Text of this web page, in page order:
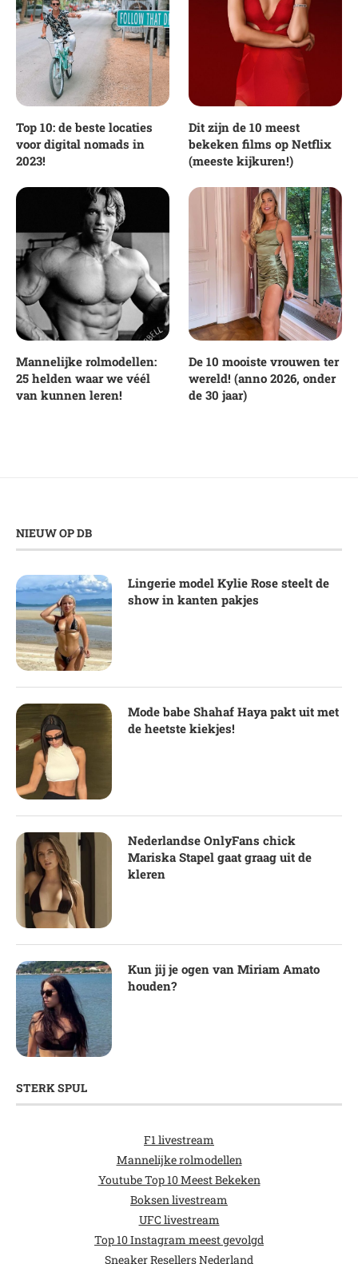
Top 10: de beste locaties
voor digital nomads in
2023!
Dit zijn de 10 meest
bekeken films op Netflix
(meeste kijkuren!)
Mannelijke rolmodellen:
25 helden waar we véél
van kunnen leren!
De 10 mooiste vrouwen ter
wereld! (anno 2026, onder
de 30 jaar)
NIEUW OP DB
Lingerie model Kylie Rose steelt de
show in kanten pakjes
Mode babe Shahaf Haya pakt uit met
de heetste kiekjes!
Nederlandse OnlyFans chick
Mariska Stapel gaat graag uit de
kleren
Kun jij je ogen van Miriam Amato
houden?
STERK SPUL
F1 livestream
Mannelijke rolmodellen
Youtube Top 10 Meest Bekeken
Boksen livestream
UFC livestream
Top 10 Instagram meest gevolgd
Sneaker Resellers Nederland